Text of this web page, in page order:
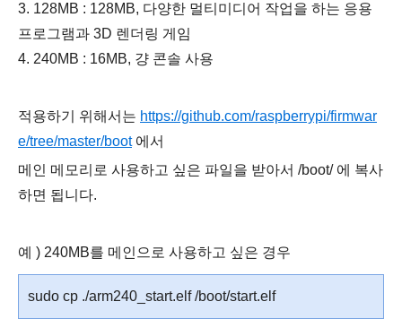
3. 128MB : 128MB, 다양한 멀티미디어 작업을 하는 응용
프로그램과 3D 렌더링 게임
4. 240MB : 16MB, 걍 콘솔 사용
적용하기 위해서는 https://github.com/raspberrypi/firmwar
e/tree/master/boot에서
메인 메모리로 사용하고 싶은 파일을 받아서 /boot/ 에 복사
하면 됩니다.
예 ) 240MB를 메인으로 사용하고 싶은 경우
sudo cp ./arm240_start.elf /boot/start.elf